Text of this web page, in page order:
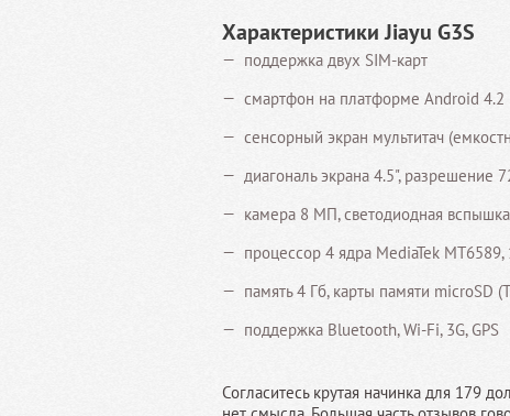
Характеристики Jiayu G3S
поддержка двух SIM-карт
смартфон на платформе Android 4.2
сенсорный экран мультитач
диагональ экрана 4.5", разрешение
камера 8 МП, светодиодная
процессор 4 ядра MediaTek
память 4 Гб, карты памяти microSD
поддержка Bluetooth, Wi-Fi, 3G, GPS
Согласитесь крутая начинка для 179